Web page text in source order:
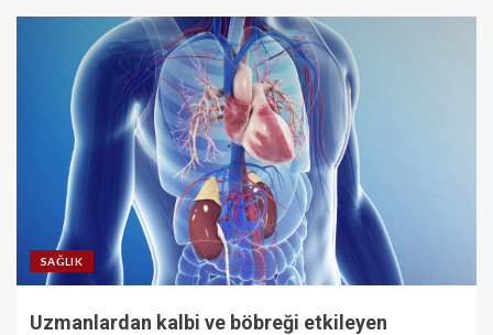
SAĞLIK
Uzmanlardan kalbi ve böbreği etkileyen